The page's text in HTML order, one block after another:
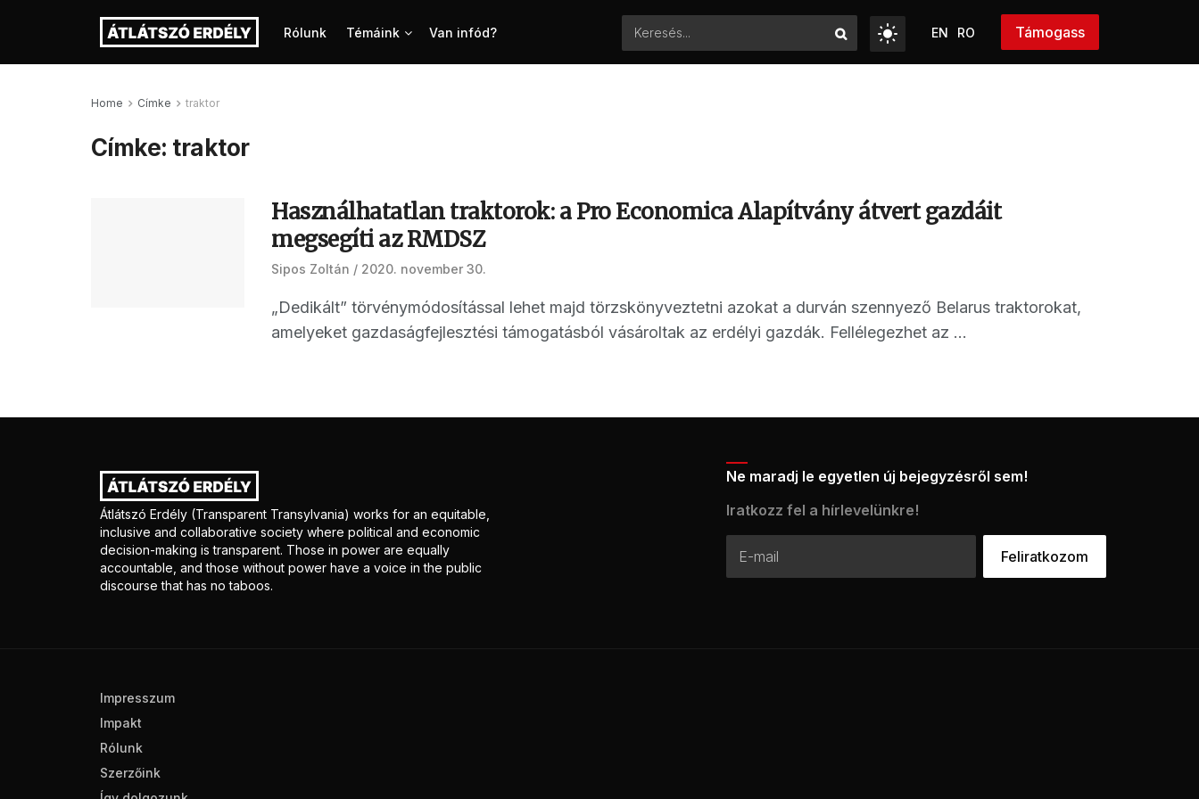
Rólunk Témáink Van infód? EN RO Támogass
Home Címke traktor
Címke: traktor
Használhatatlan traktorok: a Pro Economica Alapítvány átvert gazdáit
megsegíti az RMDSZ
Sipos Zoltán 2020. november 30.
„Dedikált” törvénymódosítással lehet majd törzskönyveztetni azokat a durván szennyező Belarus traktorokat,
amelyeket gazdaságfejlesztési támogatásból vásároltak az erdélyi gazdák. Fellélegezhet az ...
Átlátszó Erdély (Transparent Transylvania) works for an equitable,
inclusive and collaborative society where political and economic
decision-making is transparent. Those in power are equally
accountable, and those without power have a voice in the public
discourse that has no taboos.
Ne maradj le egyetlen új bejegyzésről sem!
Iratkozz fel a hírlevelünkre!
Impresszum
Impakt
Rólunk
Szerzőink